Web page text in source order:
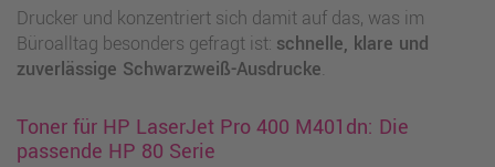
Drucker und konzentriert sich damit auf das, was im
Büroalltag besonders gefragt ist: schnelle, klare und
zuverlässige Schwarzweiß-Ausdrucke.
Toner für HP LaserJet Pro 400 M401dn: Die
passende HP 80 Serie